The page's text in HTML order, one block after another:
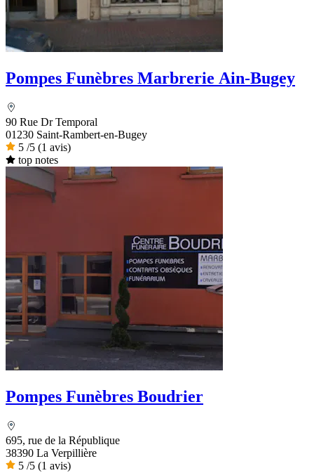
Pompes Funèbres Marbrerie Ain-Bugey
90 Rue Dr Temporal
01230 Saint-Rambert-en-Bugey
5 /5 (1 avis)
top notes
Pompes Funèbres Boudrier
695, rue de la République
38390 La Verpillière
5 /5 (1 avis)